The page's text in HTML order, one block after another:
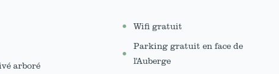
arboré
Wifi gratuit
Parking gratuit en face de
l'Auberge